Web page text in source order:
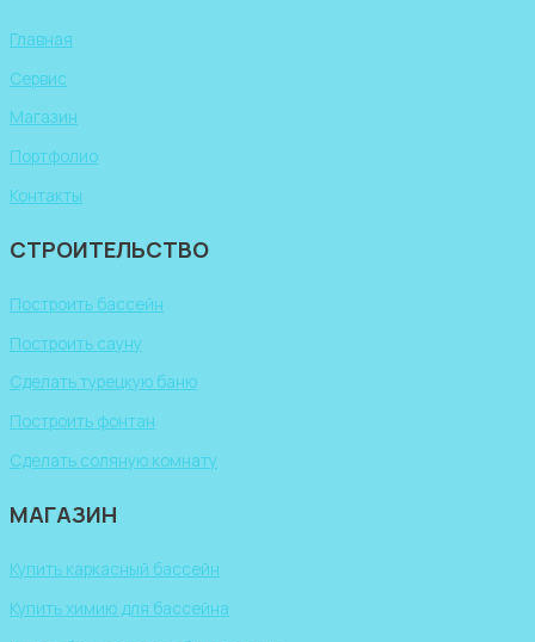
Главная
Сервис
Магазин
Портфолио
Контакты
СТРОИТЕЛЬСТВО
Построить бассейн
Построить сауну
Сделать турецкую баню
Построить фонтан
Сделать соляную комнату
МАГАЗИН
Купить каркасный бассейн
Купить химию для бассейна